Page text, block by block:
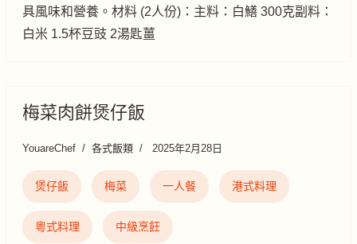
具風味和營養。材料 (2人份)：主料：白鱔 300克副料：
白米 1.5杯豆豉 2湯匙薑
梅菜肉餅煲仔飯
YouareChef 各式飯類 2025年2月28日
煲仔飯 梅菜 一人餐 港式料理
粵式料理 中級烹飪